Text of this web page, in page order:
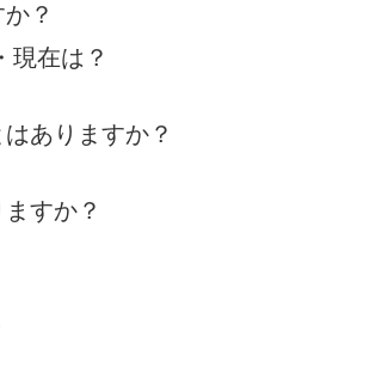
？
在は？
ありますか？
すか？